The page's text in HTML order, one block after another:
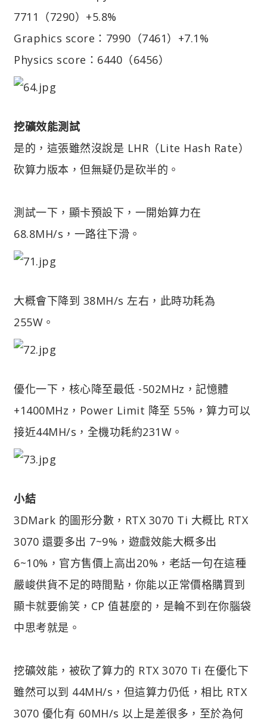
7711（7290）+5.8%
Graphics score：7990（7461）+7.1%
Physics score：6440（6456）
挖礦效能測試
是的，這張雖然沒說是 LHR（Lite Hash Rate）
砍算力版本，但無疑仍是砍半的。
測試一下，顯卡預設下，一開始算力在
68.8MH/s，一路往下滑。
大概會下降到 38MH/s 左右，此時功耗為
255W。
優化一下，核心降至最低 -502MHz，記憶體
+1400MHz，Power Limit 降至 55%，算力可以
接近44MH/s，全機功耗約231W。
小結
3DMark 的圖形分數，RTX 3070 Ti 大概比 RTX
3070 還要多出 7~9%，遊戲效能大概多出
6~10%，官方售價上高出20%，老話一句在這種
嚴峻供貨不足的時間點，你能以正常價格購買到
顯卡就要偷笑，CP 值甚麼的，是輪不到在你腦袋
中思考就是。
挖礦效能，被砍了算力的 RTX 3070 Ti 在優化下
雖然可以到 44MH/s，但這算力仍低，相比 RTX
3070 優化有 60MH/s 以上是差很多，至於為何